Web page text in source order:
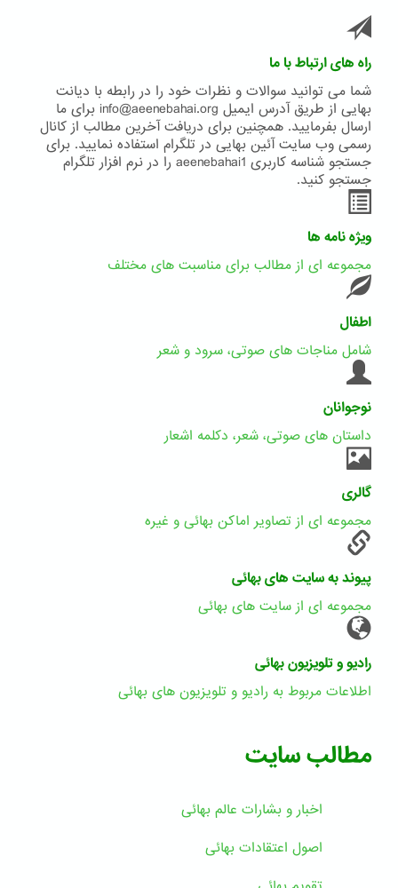
راه های ارتباط با ما
شما می توانید سوالات و نظرات خود را در رابطه با دیانت
بهایی از طریق آدرس ایمیل info@aeenebahai.org برای ما
ارسال بفرمایید. همچنین برای دریافت آخرین مطالب از کانال
رسمی وب سایت آئین بهایی در تلگرام استفاده نمایید. برای
جستجو شناسه کاربری aeenebahai1 را در نرم افزار تلگرام
جستجو کنید.
ویژه نامه ها
مجموعه ای از مطالب برای مناسبت های مختلف
اطفال
شامل مناجات های صوتی، سرود و شعر
نوجوانان
داستان های صوتی، شعر، دکلمه اشعار
گالری
مجموعه ای از تصاویر اماکن بهائی و غیره
پیوند به سایت های بهائی
مجموعه ای از سایت های بهائی
رادیو و تلویزیون بهائی
اطلاعات مربوط به رادیو و تلویزیون های بهائی
مطالب سایت
اخبار و بشارات عالم بهائى
اصول اعتقادات بهائی